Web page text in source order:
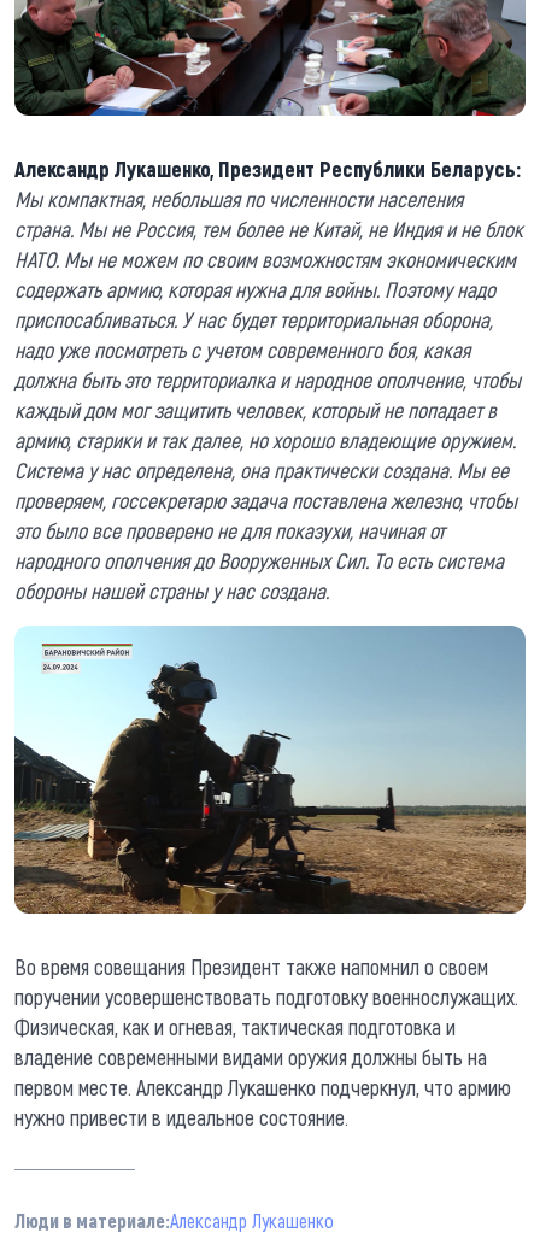
Александр Лукашенко, Президент Республики Беларусь:
Мы компактная, небольшая по численности населения
страна. Мы не Россия, тем более не Китай, не Индия и не блок
НАТО. Мы не можем по своим возможностям экономическим
содержать армию, которая нужна для войны. Поэтому надо
приспосабливаться. У нас будет территориальная оборона,
надо уже посмотреть с учетом современного боя, какая
должна быть это территориалка и народное ополчение, чтобы
каждый дом мог защитить человек, который не попадает в
армию, старики и так далее, но хорошо владеющие оружием.
Система у нас определена, она практически создана. Мы ее
проверяем, госсекретарю задача поставлена железно, чтобы
это было все проверено не для показухи, начиная от
народного ополчения до Вооруженных Сил. То есть система
обороны нашей страны у нас создана.
Во время совещания Президент также напомнил о своем
поручении усовершенствовать подготовку военнослужащих.
Физическая, как и огневая, тактическая подготовка и
владение современными видами оружия должны быть на
первом месте. Александр Лукашенко подчеркнул, что армию
нужно привести в идеальное состояние.
Люди в материале:Александр Лукашенко